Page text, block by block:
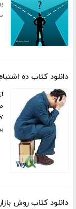
دانلود کتاب ده
۱۷
دانلود کتاب روش